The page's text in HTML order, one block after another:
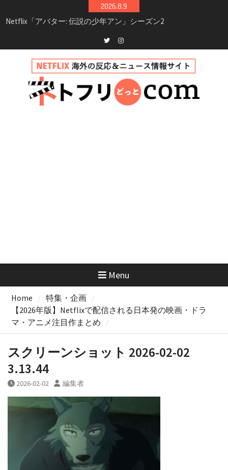
to
2026.8.9
Netflix映画「ボイスメールで恋をして」キャス
イッチ主演ロマコメ
新決定！2027年撮影開始へ
兄弟大騒動のコメディ映画「リトル・ブラザ
ー」がNetflixで配信！─キャスト・あらすじ・
見どころまとめ
Twitterinstagram
Menu
Home
特集・企画
【2026年版】Netflixで配信される日本発の映画・ドラ
マ・アニメ注目作まとめ
スクリーンショット 2026-02-02
3.13.44
2026-02-02 編集者